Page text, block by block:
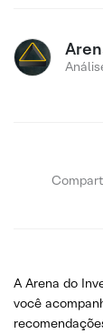
A Arena do
você